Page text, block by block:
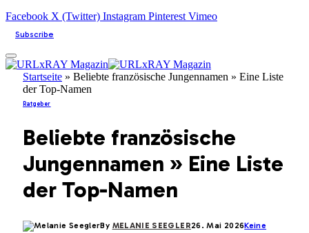
Facebook X (Twitter) Instagram Pinterest Vimeo
Subscribe
Startseite » Beliebte französische Jungennamen » Eine Liste
der Top-Namen
Ratgeber
Beliebte französische
Jungennamen » Eine Liste
der Top-Namen
By MELANIE SEEGLER26. Mai 2026Keine